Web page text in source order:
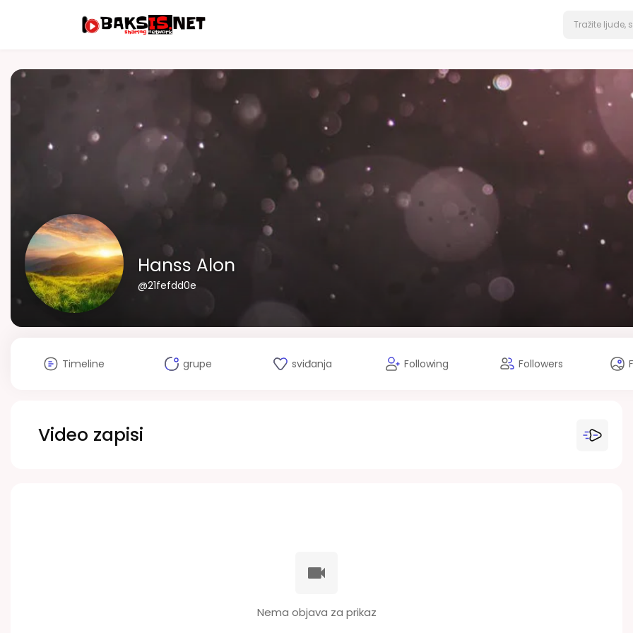
Hanss Alon
@21fefdd0e
Timeline grupe sviđanja Following Followers
Video zapisi
Nema objava za prikaz